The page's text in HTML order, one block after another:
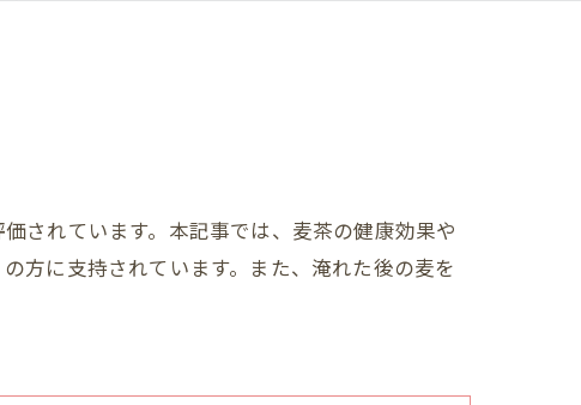
されています。本記事では、麦茶の健康効果や
方に支持されています。また、淹れた後の麦を